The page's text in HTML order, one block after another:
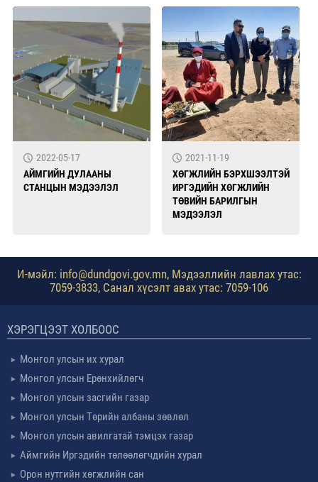
2022-05-17
АЙМГИЙН ДУЛААНЫ
СТАНЦЫН МЭДЭЭЛЭЛ
2021-11-19
ХӨГЖЛИЙН БЭРХШЭЭЛТЭЙ
ИРГЭДИЙН ХӨГЖЛИЙН
ТӨВИЙН БАРИЛГЫН
МЭДЭЭЛЭЛ
И-мэйл: info@dundgovi.gov.mn, Мэдээллийн лавлах утас:
7059-3833, Санал хүсэлт авах утас: 7059-106
ХЭРЭГЦЭЭТ ХОЛБООС
Монгол улсын их хурал
Монгол улсын Ерөнхийлөгч
Монгол улсын засгийн газар
Монгол улсын Төрийн албаны зөвлөл
Монгол улсын авилгатай тэмцэх газар
Аймгийн Иргэдийн төлөөлөгчдийн хурал
Орон нутгийн хөгжлийн сан